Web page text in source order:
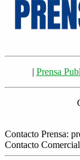
| Prensa
Contacto Prensa:
Contacto